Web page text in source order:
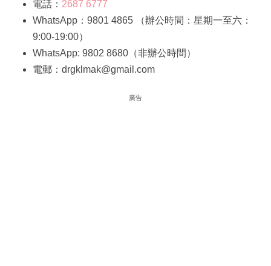
電話： 2687 6777
WhatsApp：9801 4865 （辦公時間：星期一至六：
9:00-19:00）
WhatsApp: 9802 8680（非辦公時間）
電郵：drgklmak@gmail.com
廣告